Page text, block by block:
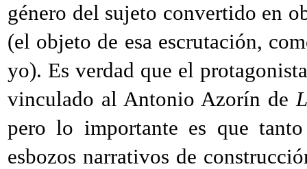
género del sujeto convertido en
(el objeto de esa escrutación,
yo). Es verdad que el
vinculado al Antonio Azorín de
pero lo importante es que
esbozos narrativos de